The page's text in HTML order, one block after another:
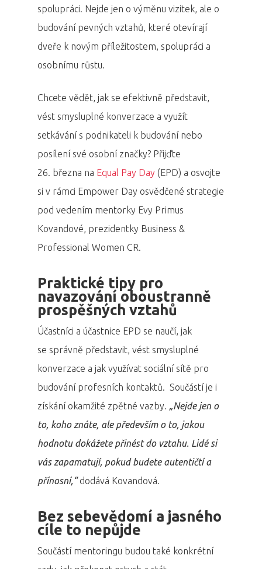
spolupráci. Nejde jen o výměnu vizitek, ale o
budování pevných vztahů, které otevírají
dveře k novým příležitostem, spolupráci a
osobnímu růstu.
Chcete vědět, jak se efektivně představit,
vést smysluplné konverzace a využít
setkávání s podnikateli k budování nebo
posílení své osobní značky? Přijďte
26. března na Equal Pay Day (EPD) a osvojte
si v rámci Empower Day osvědčené strategie
pod vedením mentorky Evy Primus
Kovandové, prezidentky Business &
Professional Women CR.
Praktické tipy pro
navazování oboustranně
prospěšných vztahů
Účastníci a účastnice EPD se naučí, jak
se správně představit, vést smysluplné
konverzace a jak využívat sociální sítě pro
budování profesních kontaktů. Součástí je i
získání okamžité zpětné vazby. „Nejde jen o
to, koho znáte, ale především o to, jakou
hodnotu dokážete přinést do vztahu. Lidé si
vás zapamatují, pokud budete autentičtí a
přínosní,“dodává Kovandová.
Bez sebevědomí a jasného
cíle to nepůjde
Součástí mentoringu budou také konkrétní